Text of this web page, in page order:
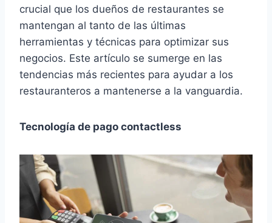
crucial que los dueños de restaurantes se
mantengan al tanto de las últimas
herramientas y técnicas para optimizar sus
negocios. Este artículo se sumerge en las
tendencias más recientes para ayudar a los
restauranteros a mantenerse a la vanguardia.
Tecnología de pago contactless